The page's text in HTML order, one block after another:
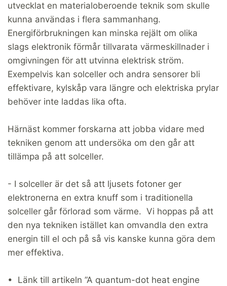
utvecklat en materialoberoende teknik som skulle
kunna användas i flera sammanhang.
Energiförbrukningen kan minska rejält om olika
slags elektronik förmår tillvarata värmeskillnader i
omgivningen för att utvinna elektrisk ström.
Exempelvis kan solceller och andra sensorer bli
effektivare, kylskåp vara längre och elektriska prylar
behöver inte laddas lika ofta.
Härnäst kommer forskarna att jobba vidare med
tekniken genom att undersöka om den går att
tillämpa på att solceller.
- I solceller är det så att ljusets fotoner ger
elektronerna en extra knuff som i traditionella
solceller går förlorad som värme. Vi hoppas på att
den nya tekniken istället kan omvandla den extra
energin till el och på så vis kanske kunna göra dem
mer effektiva.
• Länk till artikeln ”A quantum-dot heat engine